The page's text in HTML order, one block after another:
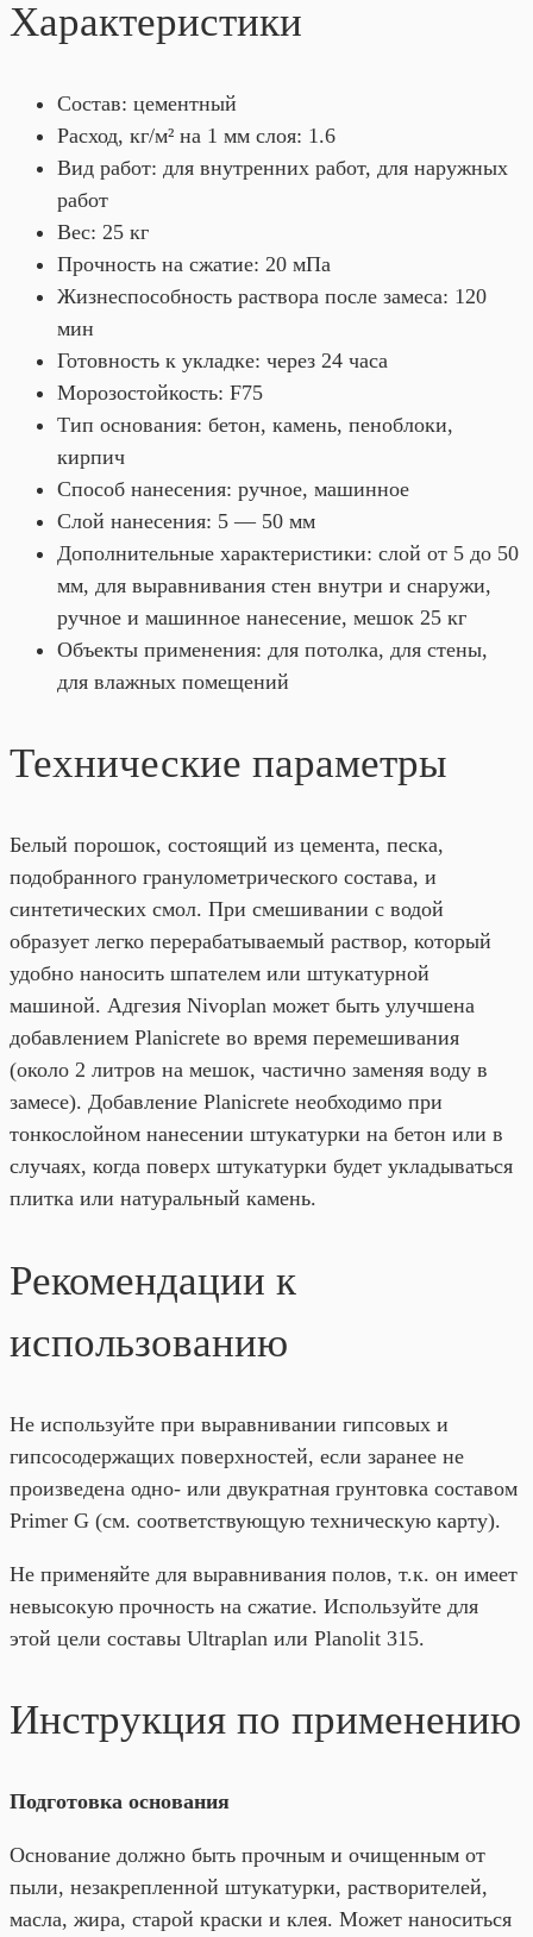
Характеристики
Состав: цементный
Расход, кг/м² на 1 мм слоя: 1.6
Вид работ: для внутренних работ, для наружных
работ
Вес: 25 кг
Прочность на сжатие: 20 мПа
Жизнеспособность раствора после замеса: 120
мин
Готовность к укладке: через 24 часа
Морозостойкость: F75
Тип основания: бетон, камень, пеноблоки,
кирпич
Способ нанесения: ручное, машинное
Слой нанесения: 5 — 50 мм
Дополнительные характеристики: слой от 5 до 50
мм, для выравнивания стен внутри и снаружи,
ручное и машинное нанесение, мешок 25 кг
Объекты применения: для потолка, для стены,
для влажных помещений
Технические параметры
Белый порошок, состоящий из цемента, песка,
подобранного гранулометрического состава, и
синтетических смол. При смешивании с водой
образует легко перерабатываемый раствор, который
удобно наносить шпателем или штукатурной
машиной. Адгезия Nivoplan может быть улучшена
добавлением Planicrete во время перемешивания
(около 2 литров на мешок, частично заменяя воду в
замесе). Добавление Planicrete необходимо при
тонкослойном нанесении штукатурки на бетон или в
случаях, когда поверх штукатурки будет укладываться
плитка или натуральный камень.
Рекомендации к
использованию
Не используйте при выравнивании гипсовых и
гипсосодержащих поверхностей, если заранее не
произведена одно- или двукратная грунтовка составом
Primer G (см. соответствующую техническую карту).
Не применяйте для выравнивания полов, т.к. он имеет
невысокую прочность на сжатие. Используйте для
этой цели составы Ultraplan или Planolit 315.
Инструкция по применению
Подготовка основания
Основание должно быть прочным и очищенным от
пыли, незакрепленной штукатурки, растворителей,
масла, жира, старой краски и клея. Может наноситься